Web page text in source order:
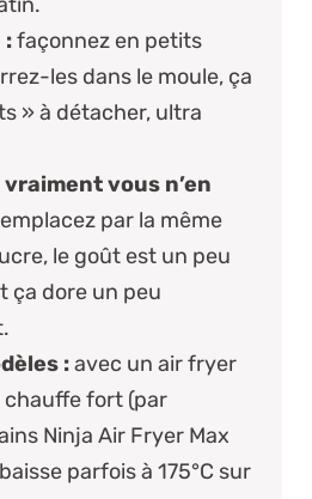
:façonnez en petits
les dans le moule, ça
» à détacher, ultra
vous n’en
par la même
le goût est un peu
ça dore un peu
:avec un air fryer
fort (par
Ninja Air Fryer Max
parfois à 175°C sur